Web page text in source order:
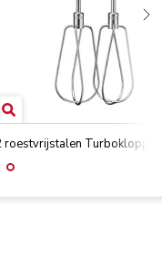
roestvrijstalen